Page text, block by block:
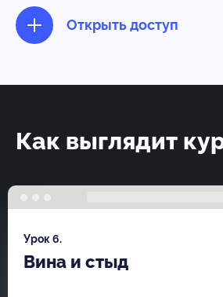
Открыть доступ
Как выглядит
Урок 6.
Вина и стыд